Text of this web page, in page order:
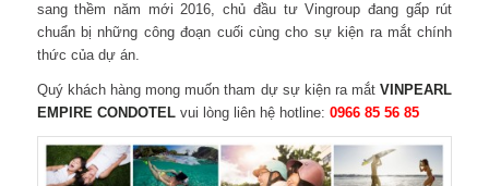
sang thềm năm mới 2016, chủ đầu tư Vingroup đang gấp rút
chuẩn bị những công đoạn cuối cùng cho sự kiện ra mắt chính
thức của dự án.
Quý khách hàng mong muốn tham dự sự kiện ra mắtVINPEARL
EMPIRE CONDOTELvui lòng liên hệ hotline: 0966 85 56 85